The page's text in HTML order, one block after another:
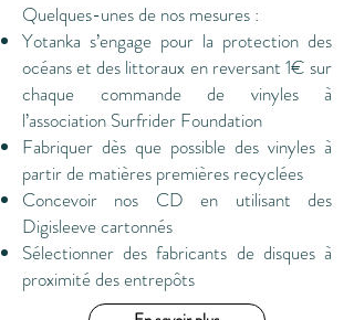
Quelques-unes de nos mesures :
Yotanka s’engage pour la protection des
océans et des littoraux en reversant 1€ sur
chaque commande de vinyles à
l’association Surfrider Foundation
Fabriquer dès que possible des vinyles à
partir de matières premières recyclées
Concevoir nos CD en utilisant des
Digisleeve cartonnés
Sélectionner des fabricants de disques à
proximité des entrepôts